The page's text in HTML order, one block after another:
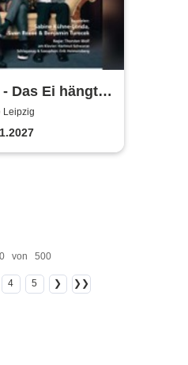
Das Ei hängt
Leipziger
Leipzig
von 500
4 5 ❯ ❯❯